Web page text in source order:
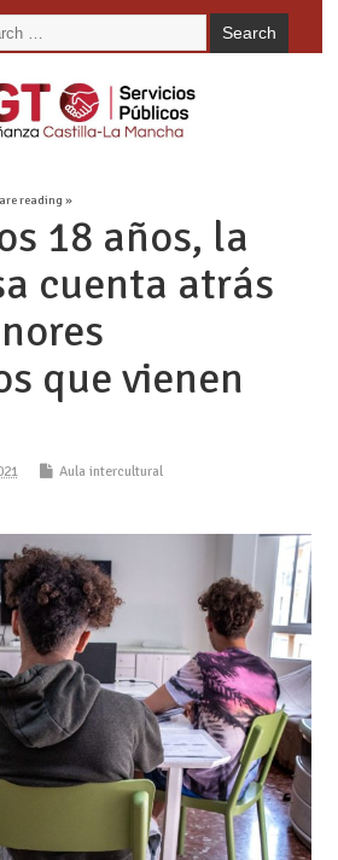
reading »
18 años, la
cuenta atrás
que vienen
Aula intercultural